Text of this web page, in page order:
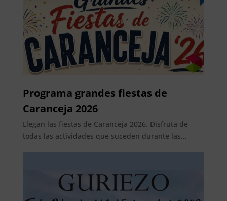
Programa grandes fiestas de
Caranceja 2026
Llegan las fiestas de Caranceja 2026. Disfruta de
todas las actividades que suceden durante las...